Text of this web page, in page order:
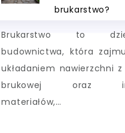
brukarstwo?
Brukarstwo to
budownictwa, która
układaniem nawierzchni
brukowej oraz
materiałów,…